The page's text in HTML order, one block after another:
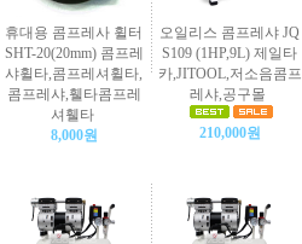
휴대용 콤프레사 휠터
SHT-20(20mm) 콤프레
샤휠타,콤프레셔휠타,
콤프레샤,휄타콤프레
셔휄타
8,000원
오일리스 콤프레샤 JQ
S109 (1HP,9L) 제일타
카,JITOOL,저소음콤프
레샤,공구몰
210,000원